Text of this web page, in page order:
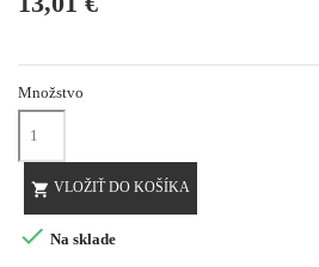
Množstvo
 VLOŽIŤ DO KOŠÍKA
 Na sklade